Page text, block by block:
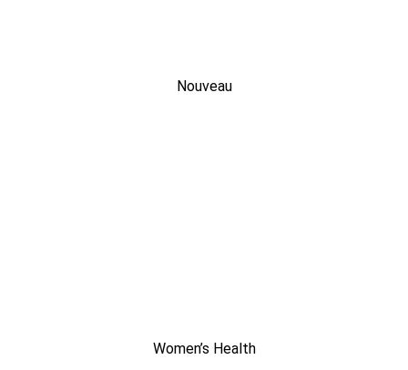
Nouveau
Women’s Health